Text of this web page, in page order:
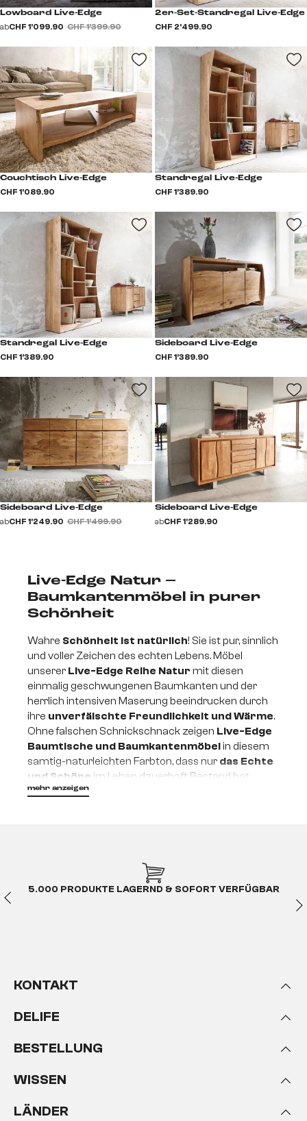
Lowboard Live-Edge
abCHF 1’099.90 CHF 1’399.90
2er-Set-Standregal Live-Edge
CHF 2’499.90
Couchtisch Live-Edge
CHF 1’089.90
Standregal Live-Edge
CHF 1’389.90
Standregal Live-Edge
CHF 1’389.90
Sideboard Live-Edge
CHF 1’389.90
Sideboard Live-Edge
abCHF 1’249.90 CHF 1’499.90
Sideboard Live-Edge
abCHF 1’289.90
Live-Edge Natur –
Baumkantenmöbel in purer
Schönheit
Wahre Schönheit ist natürlich! Sie ist pur, sinnlich
und voller Zeichen des echten Lebens. Möbel
unserer Live-Edge Reihe Natur mit diesen
einmalig geschwungenen Baumkanten und der
herrlich intensiven Maserung beeindrucken durch
ihre unverfälschte Freundlichkeit und Wärme.
Ohne falschen Schnickschnack zeigen Live-Edge
Baumtische und Baumkantenmöbelin diesem
samtig-naturleichten Farbton, dass nur das Echte
und Schöne im Leben dauerhaft Bestand hat.
Baumkante - Das ist Live-
Edge Natur
formschönen Baumkante der Akazien entsteht
natürlich geschwungenen Konturen
die sich direkt unter der Rinde befindet und die
Baumes am stärksten widerspiegelt. In der Regel
Fehlkante genannt, keine Verwendung, da sie sich
mehr anzeigen
5.000 PRODUKTE LAGERND & SOFORT VERFÜGBAR
KONTAKT
DELIFE
BESTELLUNG
WISSEN
LÄNDER